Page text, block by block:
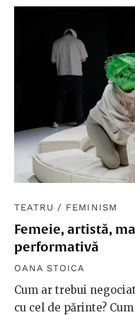
TEATRU / FEMINISM
Femeie, artistă,
performativă
OANA STOICA
Cum ar trebui
cu cel de părinte?